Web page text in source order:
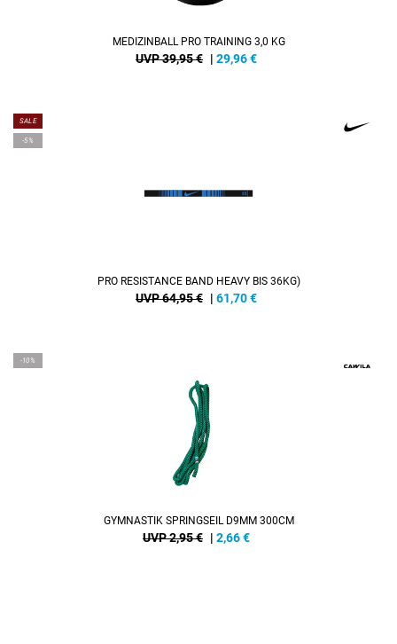
MEDIZINBALL PRO TRAINING 3,0 KG
UVP 39,95 € | 29,96€
SALE
-5%
PRO RESISTANCE BAND HEAVY BIS 36KG)
UVP 64,95 € | 61,70€
-10%
GYMNASTIK SPRINGSEIL D9MM 300CM
UVP 2,95 € | 2,66€